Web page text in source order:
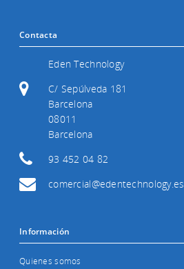
Contacta
Eden Technology
C/ Sepúlveda 181
Barcelona
08011
Barcelona
93 452 04 82
comercial@edentechnology.es
Información
Quienes somos